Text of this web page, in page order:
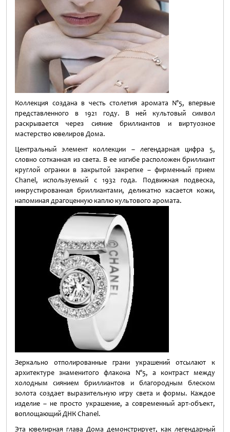
Коллекция создана в честь столетия аромата N°5, впервые
представленного в 1921 году. В ней культовый символ
раскрывается через сияние бриллиантов и виртуозное
мастерство ювелиров Дома.
Центральный элемент коллекции – легендарная цифра 5,
словно сотканная из света. В ее изгибе расположен бриллиант
круглой огранки в закрытой закрепке – фирменный прием
Chanel, используемый с 1932 года. Подвижная подвеска,
инкрустированная бриллиантами, деликатно касается кожи,
напоминая драгоценную каплю культового аромата.
Зеркально отполированные грани украшений отсылают к
архитектуре знаменитого флакона N°5, а контраст между
холодным сиянием бриллиантов и благородным блеском
золота создает выразительную игру света и формы. Каждое
изделие – не просто украшение, а современный арт-объект,
воплощающий ДНК Chanel.
Эта ювелирная глава Дома демонстрирует, как легендарный